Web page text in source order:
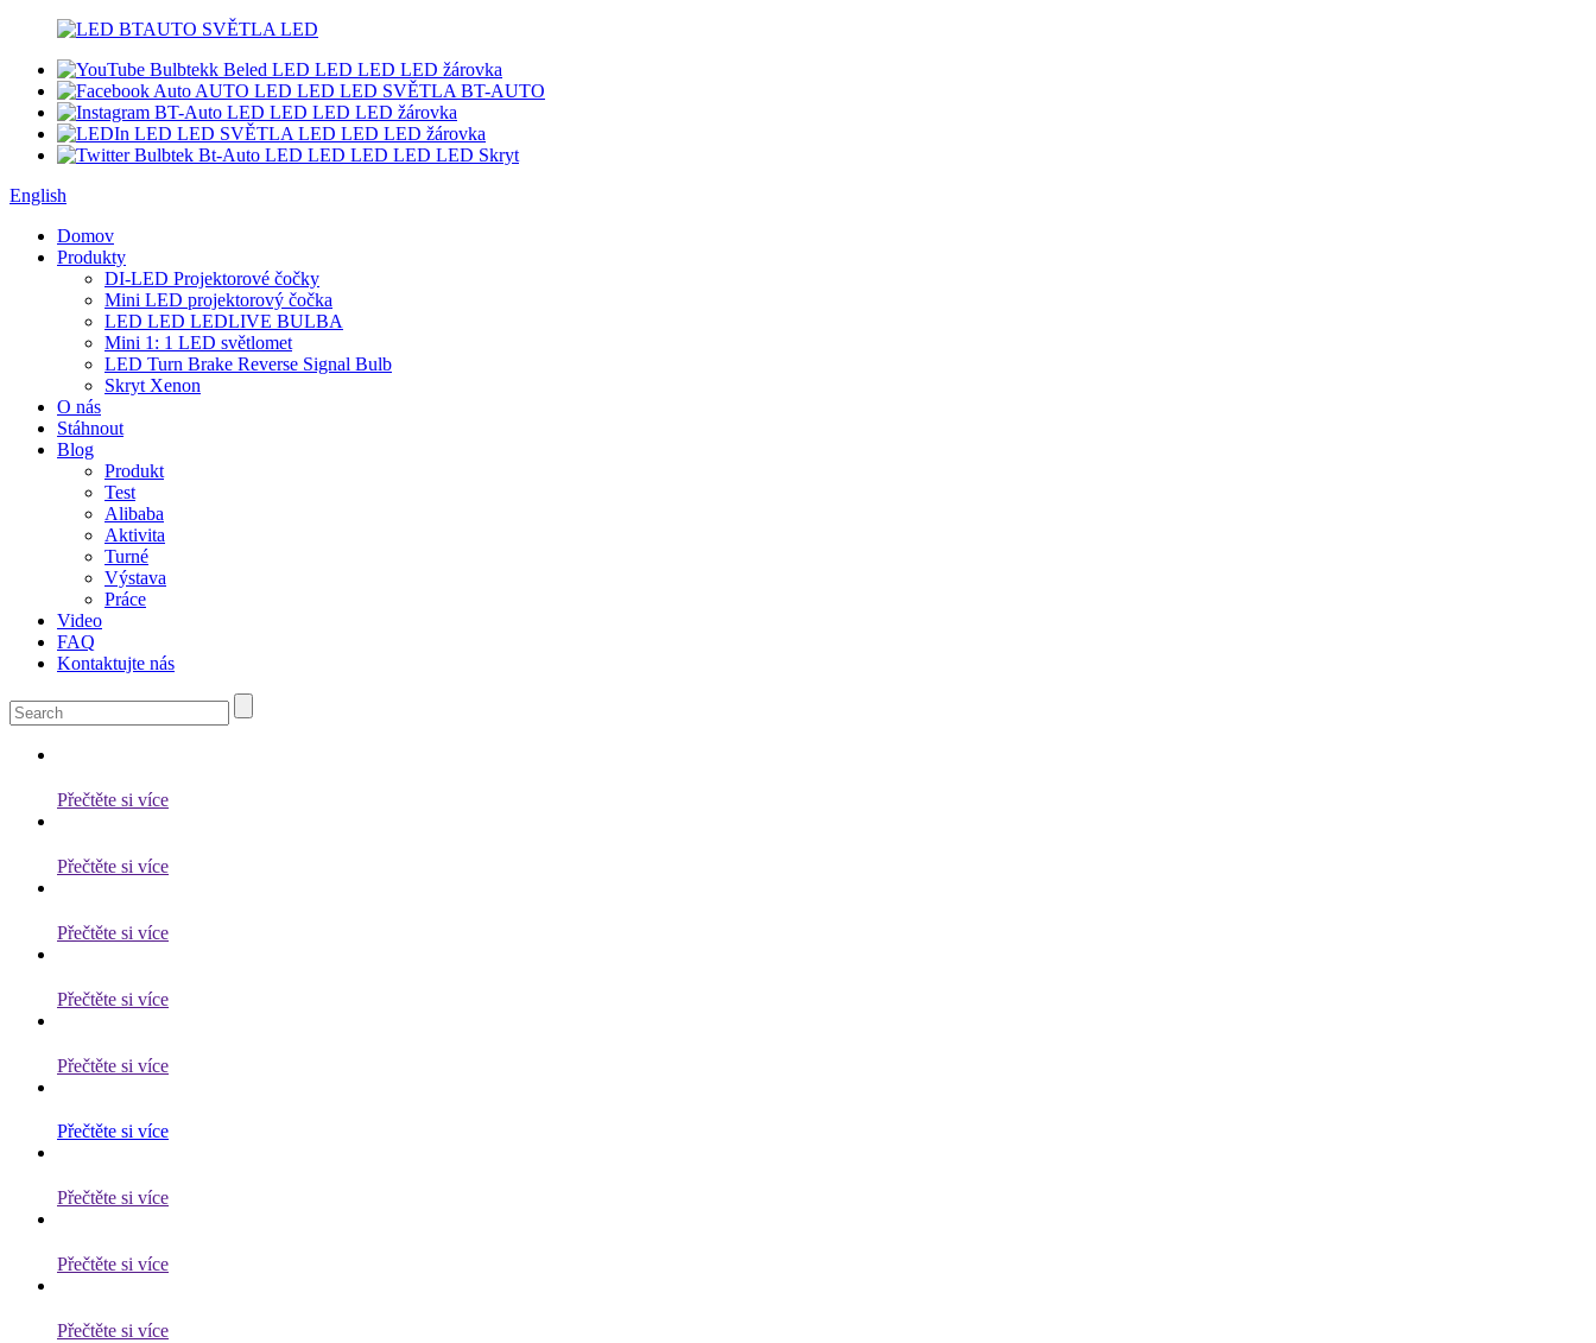
English
Domov
Produkty
DI-LED Projektorové čočky
Mini LED projektorový čočka
LED LED LEDLIVE BULBA
Mini 1: 1 LED světlomet
LED Turn Brake Reverse Signal Bulb
Skryt Xenon
O nás
Stáhnout
Blog
Produkt
Test
Alibaba
Aktivita
Turné
Výstava
Práce
Video
FAQ
Kontaktujte nás
Přečtěte si více
Přečtěte si více
Přečtěte si více
Přečtěte si více
Přečtěte si více
Přečtěte si více
Přečtěte si více
Přečtěte si více
Přečtěte si více